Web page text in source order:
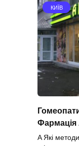
КИЇВ
Фармація
A Які